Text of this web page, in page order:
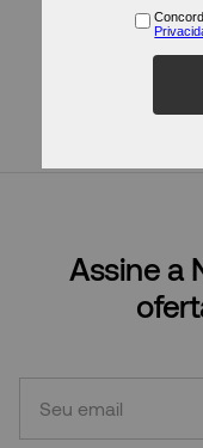
Tente
Utilize
Tente
Assine a